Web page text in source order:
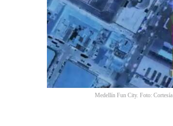
Medellín Fun City. Foto: Cortesía